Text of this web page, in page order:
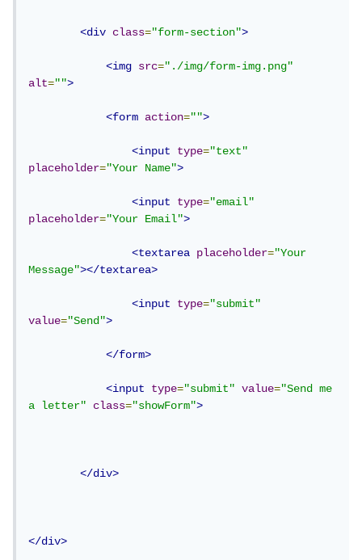
<div class="form-section">
<img src="./img/form-img.png"
alt="">
<form action="">
<input type="text"
placeholder="Your Name">
<input type="email"
placeholder="Your Email">
<textarea placeholder="Your
Message"></textarea>
<input type="submit"
value="Send">
</form>
<input type="submit" value="Send me
a letter"
class="showForm">
</div>
</div>